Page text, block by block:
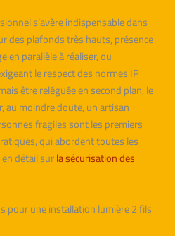
s’avère indispensable dans
des plafonds très hauts, présence
en parallèle à réaliser, ou
le respect des normes IP
être reléguée en second plan, le
au moindre doute, un artisan
fragiles sont les premiers
qui abordent toutes les
détail surla sécurisation des
pour une installation lumière 2 fils